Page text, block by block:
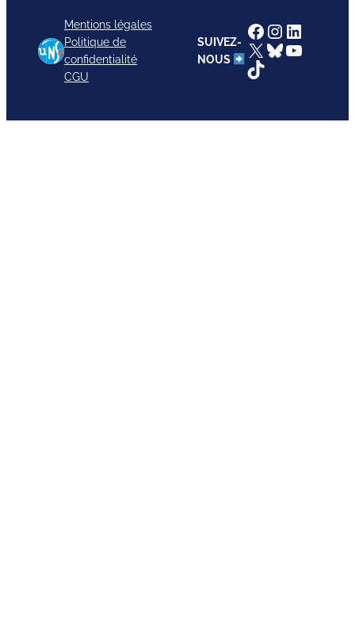
Mentions légales
Politique de
confidentialité
CGU
SUIVEZ-
NOUS
Facebook
Instagram
X Bluesky
TikTok